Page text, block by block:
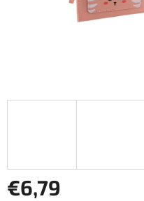
€6,79